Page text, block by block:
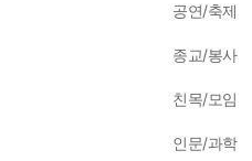
공연/축제
종교/봉사
친목/모임
인문/과학